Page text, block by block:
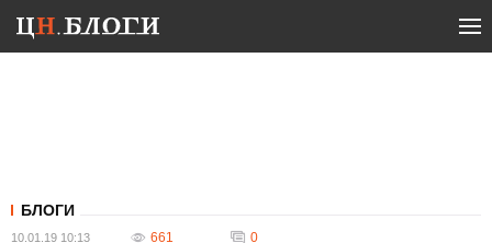
БЛОГИ
10.01.19 10:13 661 0